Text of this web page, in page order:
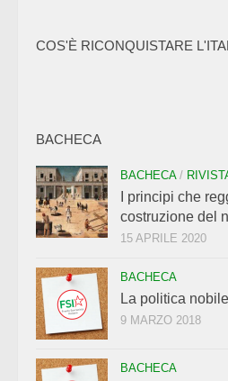
COS'È RICONQUISTARE
BACHECA
BACHECA/
I principi che
costruzione del
15 APRILE 2020
BACHECA
La politica nobile
9 MARZO 2018
BACHECA